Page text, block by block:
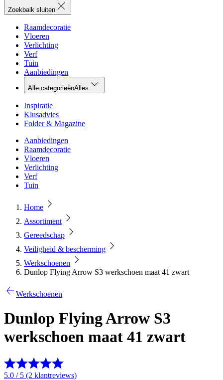
Zoekbalk sluiten
Raamdecoratie
Vloeren
Verlichting
Verf
Tuin
Aanbiedingen
Alle categorieënAlles
Inspiratie
Klusadvies
Folder & Magazine
Aanbiedingen
Raamdecoratie
Vloeren
Verlichting
Verf
Tuin
Home
Assortiment
Gereedschap
Veiligheid & bescherming
Werkschoenen
Dunlop Flying Arrow S3 werkschoen maat 41 zwart
Werkschoenen
Dunlop Flying Arrow S3
werkschoen maat 41 zwart
5.0 / 5 (2 klantreviews)